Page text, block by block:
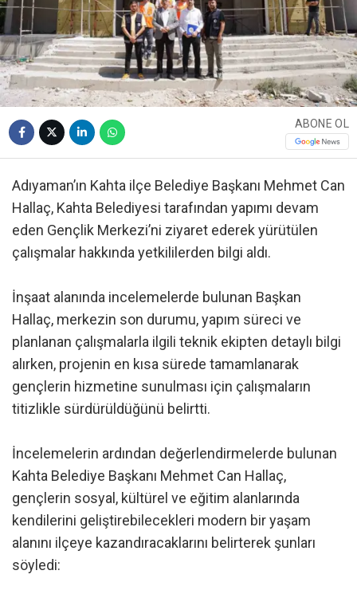
ABONE OL
Adıyaman’ın Kahta ilçe Belediye Başkanı Mehmet Can
Hallaç, Kahta Belediyesi tarafından yapımı devam
eden Gençlik Merkezi’ni ziyaret ederek yürütülen
çalışmalar hakkında yetkililerden bilgi aldı.
İnşaat alanında incelemelerde bulunan Başkan
Hallaç, merkezin son durumu, yapım süreci ve
planlanan çalışmalarla ilgili teknik ekipten detaylı bilgi
alırken, projenin en kısa sürede tamamlanarak
gençlerin hizmetine sunulması için çalışmaların
titizlikle sürdürüldüğünü belirtti.
İncelemelerin ardından değerlendirmelerde bulunan
Kahta Belediye Başkanı Mehmet Can Hallaç,
gençlerin sosyal, kültürel ve eğitim alanlarında
kendilerini geliştirebilecekleri modern bir yaşam
alanını ilçeye kazandıracaklarını belirterek şunları
söyledi: